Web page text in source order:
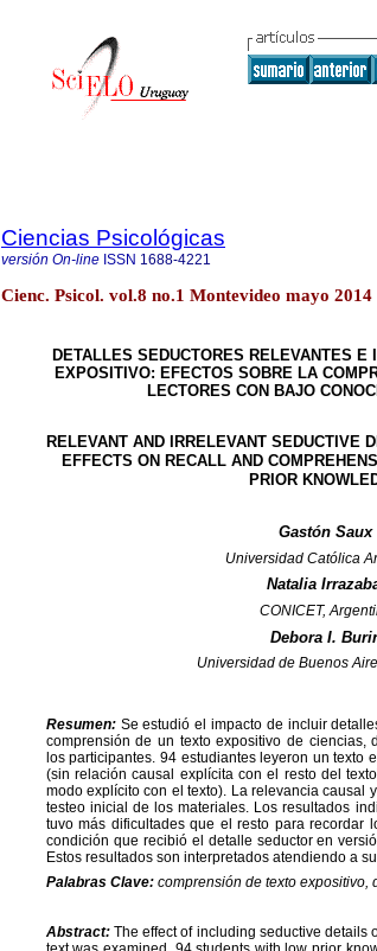
Ciencias Psicológicas
versión On-line ISSN 1688-4221
Cienc. Psicol. vol.8 no.1 Montevideo mayo 2014
DETALLES SEDUCTORES RELEVANTES E
EXPOSITIVO: EFECTOS SOBRE LA
LECTORES CON BAJO
RELEVANT AND IRRELEVANT SEDUCTIVE
EFFECTS ON RECALL AND
PRIOR
Gastón Saux
Universidad Católica
Natalia
CONICET,
Debora I.
Universidad de Buenos
Resumen: Se estudió el impacto de incluir
comprensión de un texto expositivo de ciencias,
los participantes. 94 estudiantes leyeron un texto
(sin relación causal explícita con el resto del
modo explícito con el texto). La relevancia causal
testeo inicial de los materiales. Los resultados
tuvo más dificultades que el resto para recordar
condición que recibió el detalle seductor en
Estos resultados son interpretados atendiendo a
Palabras Clave: comprensión de texto expositivo,
Abstract: The effect of including seductive details